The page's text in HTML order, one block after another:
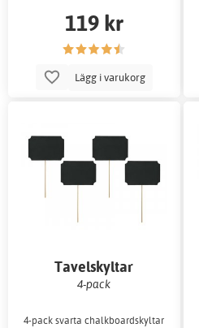
119 kr
Lägg i varukorg
Tavelskyltar
4-pack
4-pack svarta chalkboardskyltar